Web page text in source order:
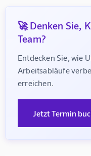
🚀 Denken Sie,
Team?
Entdecken Sie, wie
Arbeitsabläufe
erreichen.
Jetzt Termin